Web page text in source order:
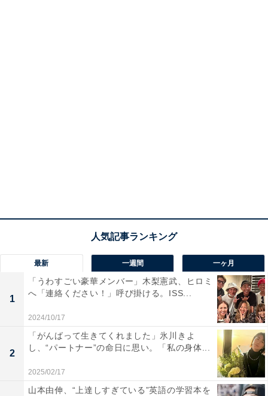
最新 一週間 一ヶ月
1
「うわすごい豪華メンバー」木梨憲武、ヒロミ
へ「連絡ください！」呼び掛ける。ISS...
2024/10/17
2
「がんばって生きてくれました」氷川きよ
し、“パートナー”の命日に思い。「私の身体...
2025/02/17
山本由伸、“上達しすぎている”英語の学習本を